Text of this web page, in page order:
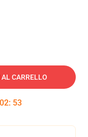
CARRELLO
02: 53